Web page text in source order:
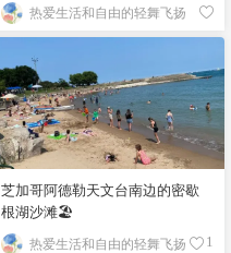
热爱生活和自由的轻舞飞扬
芝加哥阿德勒天文台南边的密歇
根湖沙滩🏖️
热爱生活和自由的轻舞飞扬 1